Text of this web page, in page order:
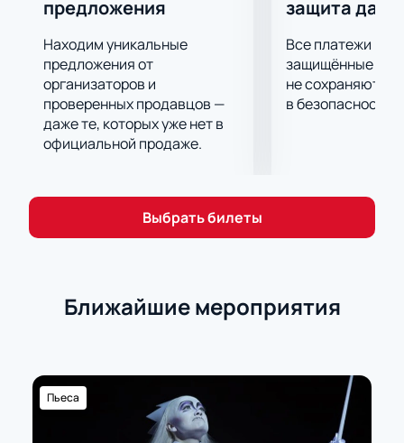
всегда сможете на нашем сайте. Не пользуйтесь
услугами перекупщиков, используйте онлайн
кассы. Это быстро, надежно и значительно
экономит ваше время. Наш сервис предоставляет
полную гарантию подлинности билетов.
предложения
Находим уникальные
предложения от
организаторов и
проверенных продавцов —
даже те, которых уже нет в
официальной продаже.
защита
Все платежи
защищённые
не сохраняются
в безопасности.
Выбрать билеты
Ближайшие мероприятия
Пьеса